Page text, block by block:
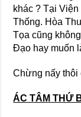
khác ? Tại
Thống. Hòa
Tọa cũng
Đạo hay muốn
Chừng nấy thôi
ÁC TÂM THỨ